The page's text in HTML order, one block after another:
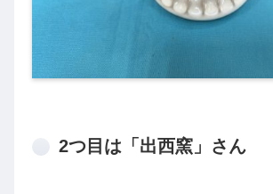
2つ目は「出西窯」さん